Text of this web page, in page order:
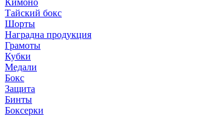
Кимоно
Тайский бокс
Шорты
Наградна продукция
Грамоты
Кубки
Медали
Бокс
Защита
Бинты
Боксерки